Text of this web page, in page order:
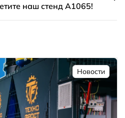
наш стенд А1065!
Новости